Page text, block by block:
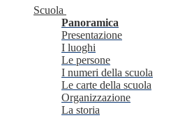
Scuola
Panoramica
Presentazione
I luoghi
Le persone
I numeri della scuola
Le carte della scuola
Organizzazione
La storia